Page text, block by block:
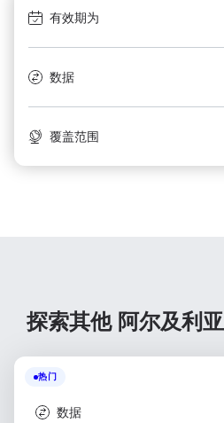
有效期为
数据
覆盖范围
探索其他 阿尔及利亚
热门
数据